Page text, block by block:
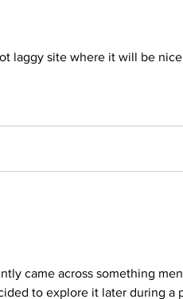
laggy site where it will be
came across something